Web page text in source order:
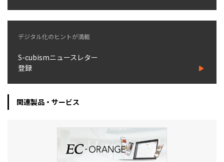
デジタル化のヒントが満載
S-cubismニュースレター
登録
関連製品・サービス